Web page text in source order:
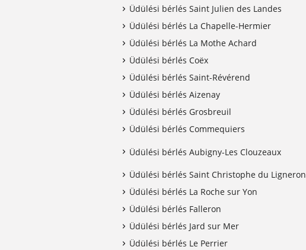
Üdülési bérlés Saint Julien des Landes
Üdülési bérlés La Chapelle-Hermier
Üdülési bérlés La Mothe Achard
Üdülési bérlés Coëx
Üdülési bérlés Saint-Révérend
Üdülési bérlés Aizenay
Üdülési bérlés Grosbreuil
Üdülési bérlés Commequiers
Üdülési bérlés Aubigny-Les Clouzeaux
Üdülési bérlés Saint Christophe du Ligneron
Üdülési bérlés La Roche sur Yon
Üdülési bérlés Falleron
Üdülési bérlés Jard sur Mer
Üdülési bérlés Le Perrier